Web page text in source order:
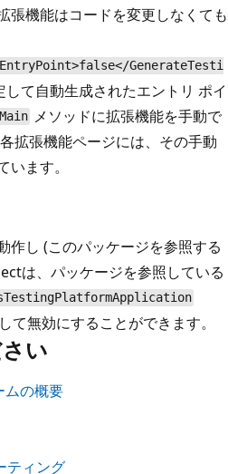
張機能はコードを変更しなくても
GenerateTesti
して自動生成されたエントリ ポイ
Main メソッドに拡張機能を手動で
拡張機能ページには、その手動
ます。
作し (このパッケージを参照する
は、パッケージを参照している
無効にすることができます。
い
ムの概要
ティング